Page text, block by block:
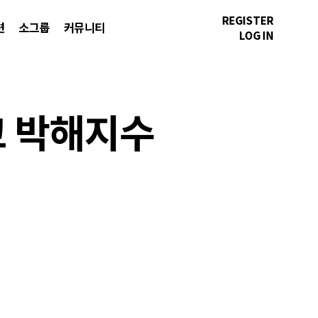
소그룹 커뮤니티
REGISTER
LOG IN
해지수